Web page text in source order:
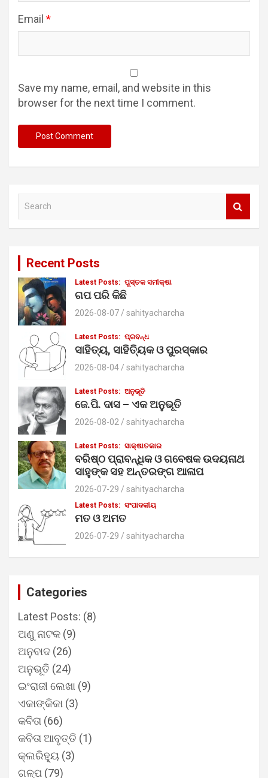
Email *
Save my name, email, and website in this
browser for the next time I comment.
a
h
Recent Posts
Latest Posts: ପୁସ୍ତକ ସମୀକ୍ଷା
ଗପ ପରି କିଛି
2026-08-07 sahityacharcha
Latest Posts: ପ୍ରବନ୍ଧ
ସାହିତ୍ୟ, ସାହିତ୍ୟିକ ଓ ପୁରସ୍କାର
2026-08-04 sahityacharcha
Latest Posts: ଅନୁଭୂତି
ଜେ.ପି. ଦାସ – ଏକ ଅନୁଭୂତି
2026-08-02 sahityacharcha
Latest Posts: ସାକ୍ଷାତକାର
ବରିଷ୍ଠ ପ୍ରାବନ୍ଧିକ ଓ ଗବେଷକ ଉଦୟନାଥ
ସାହୁଙ୍କ ସହ ଅନ୍ତରଙ୍ଗ ଆଳାପ
2026-07-29 sahityacharcha
Latest Posts: ସଂପାଦକୀୟ
ମତ ଓ ଅମତ
2026-07-29 sahityacharcha
Categories
Latest Posts: (8)
ଅଣୁ ନାଟକ (9)
ଅନୁବାଦ (26)
ଅନୁଭୂତି (24)
ଇଂରାଜୀ ଲେଖା (9)
ଏକାଙ୍କିକା (3)
କବିତା (66)
କବିତା ଆବୃତ୍ତି (1)
କ୍ଲରିହ୍ୟୁ (3)
ଗଳ୍ପ (79)